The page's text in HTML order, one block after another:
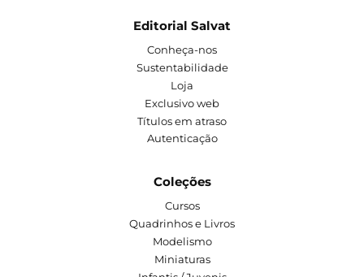
Editorial Salvat
Conheça-nos
Sustentabilidade
Loja
Exclusivo web
Títulos em atraso
Autenticação
Coleções
Cursos
Quadrinhos e Livros
Modelismo
Miniaturas